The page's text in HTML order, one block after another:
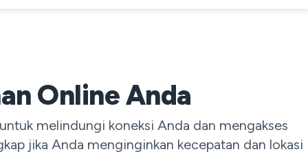
Online Anda
melindungi koneksi Anda dan mengakses
jika Anda menginginkan kecepatan dan lokasi